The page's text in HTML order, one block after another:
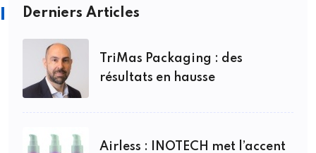
Derniers Articles
TriMas Packaging : des
résultats en hausse
Airless : INOTECH met l’accent